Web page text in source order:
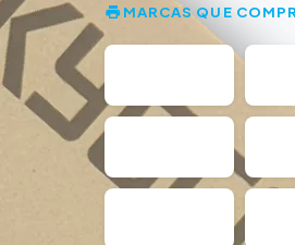
MARCAS QUE